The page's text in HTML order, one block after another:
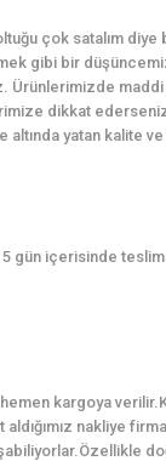
çok satalım
gibi bir
Ürünlerimizde
dikkat
yatan kalite
5 gün içerisinde
kargoya
nakliye